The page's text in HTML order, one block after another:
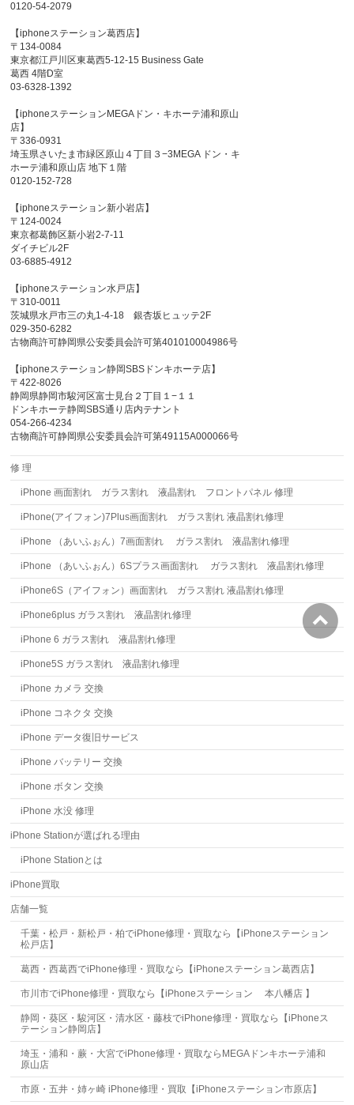
0120-54-2079
【iphoneステーション葛西店】
〒134-0084
東京都江戸川区東葛西5-12-15 Business Gate
葛西 4階D室
03-6328-1392
【iphoneステーションMEGAドン・キホーテ浦和原山
店】
〒336-0931
埼玉県さいたま市緑区原山４丁目３−3MEGA ドン・キ
ホーテ浦和原山店 地下１階
0120-152-728
【iphoneステーション新小岩店】
〒124-0024
東京都葛飾区新小岩2-7-11
ダイチビル2F
03-6885-4912
【iphoneステーション水戸店】
〒310-0011
茨城県水戸市三の丸1-4-18 銀杏坂ヒュッテ2F
029-350-6282
古物商許可静岡県公安委員会許可第401010004986号
【iphoneステーション静岡SBSドンキホーテ店】
〒422-8026
静岡県静岡市駿河区富士見台２丁目１−１１
ドンキホーテ静岡SBS通り店内テナント
054-266-4234
古物商許可静岡県公安委員会許可第49115A000066号
修 理
iPhone 画面割れ ガラス割れ 液晶割れ フロントパネル 修理
iPhone(アイフォン)7Plus画面割れ ガラス割れ 液晶割れ修理
iPhone （あいふぉん）7画面割れ ガラス割れ 液晶割れ修理
iPhone （あいふぉん）6Sプラス画面割れ ガラス割れ 液晶割れ修理
iPhone6S（アイフォン）画面割れ ガラス割れ 液晶割れ修理
iPhone6plus ガラス割れ 液晶割れ修理
iPhone 6 ガラス割れ 液晶割れ修理
iPhone5S ガラス割れ 液晶割れ修理
iPhone カメラ 交換
iPhone コネクタ 交換
iPhone データ復旧サービス
iPhone バッテリー 交換
iPhone ボタン 交換
iPhone 水没 修理
iPhone Stationが選ばれる理由
iPhone Stationとは
iPhone買取
店舗一覧
千葉・松戸・新松戸・柏でiPhone修理・買取なら【iPhoneステーション
松戸店】
葛西・西葛西でiPhone修理・買取なら【iPhoneステーション葛西店】
市川市でiPhone修理・買取なら【iPhoneステーション 本八幡店 】
静岡・葵区・駿河区・清水区・藤枝でiPhone修理・買取なら【iPhoneス
テーション静岡店】
埼玉・浦和・蕨・大宮でiPhone修理・買取ならMEGAドンキホーテ浦和
原山店
市原・五井・姉ヶ崎 iPhone修理・買取【iPhoneステーション市原店】